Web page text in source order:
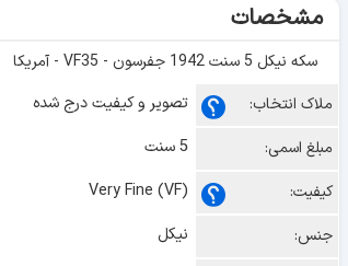
مشخصات
سکه نیکل 5 سنت 1942 جفرسون - VF35 - آمریکا
ملاک انتخاب:
تصویر و کیفیت درج شده
مبلغ اسمی:
5 سنت
کیفیت:
Very Fine (VF)
جنس:
نیکل